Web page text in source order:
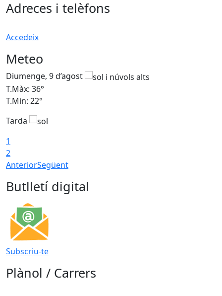
Adreces i telèfons
Accedeix
Meteo
Diumenge, 9 d’agost
T.Màx: 36°
T.Min: 22°
Tarda
1
2
AnteriorSegüent
Butlletí digital
Subscriu-te
Plànol / Carrers